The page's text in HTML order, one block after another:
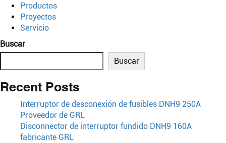
Productos
Proyectos
Servicio
Buscar
Buscar
Recent Posts
Interruptor de desconexión de fusibles DNH9 250A
Proveedor de GRL
Disconnector de interruptor fundido DNH9 160A
fabricante GRL